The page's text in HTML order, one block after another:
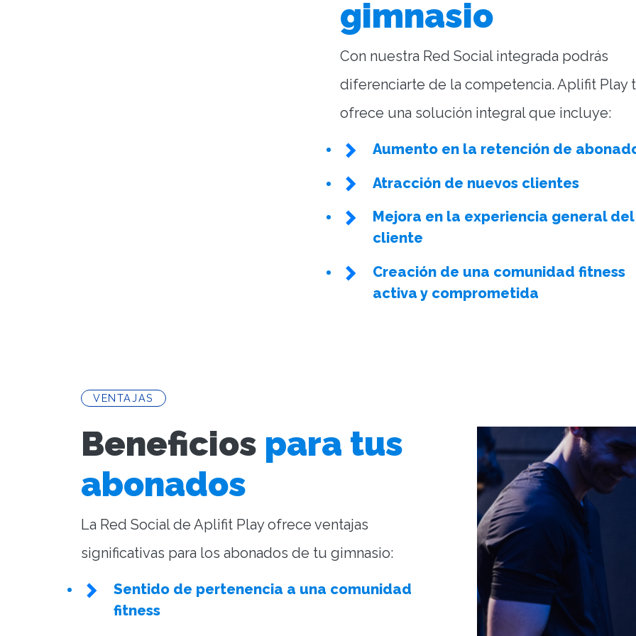
gimnasio
Con nuestra Red Social integrada podrás
diferenciarte de la competencia. Aplifit Play
ofrece una solución integral que incluye:
Aumento en la retención de
Atracción de nuevos clientes
Mejora en la experiencia general del
cliente
Creación de una comunidad fitness
activa y comprometida
VENTAJAS
Beneficios para tus
abonados
La Red Social de Aplifit Play ofrece ventajas
significativas para los abonados de tu gimnasio:
Sentido de pertenencia a una comunidad
fitness